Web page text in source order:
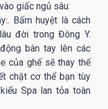
giấc ngủ sâu:
Bấm huyệt là cách
đời trong Đông Y.
bàn tay lên các
của ghế sẽ thay thế
chặt cơ thể bạn tùy
Spa lan tỏa toàn